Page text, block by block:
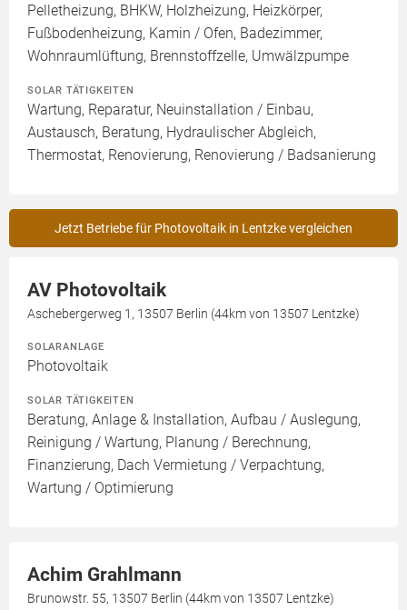
Pelletheizung, BHKW, Holzheizung, Heizkörper,
Fußbodenheizung, Kamin / Ofen, Badezimmer,
Wohnraumlüftung, Brennstoffzelle, Umwälzpumpe
SOLAR TÄTIGKEITEN
Wartung, Reparatur, Neuinstallation / Einbau,
Austausch, Beratung, Hydraulischer Abgleich,
Thermostat, Renovierung, Renovierung / Badsanierung
Jetzt Betriebe für Photovoltaik in Lentzke vergleichen
AV Photovoltaik
Aschebergerweg 1, 13507 Berlin (44km von 13507 Lentzke)
SOLARANLAGE
Photovoltaik
SOLAR TÄTIGKEITEN
Beratung, Anlage & Installation, Aufbau / Auslegung,
Reinigung / Wartung, Planung / Berechnung,
Finanzierung, Dach Vermietung / Verpachtung,
Wartung / Optimierung
Achim Grahlmann
Brunowstr. 55, 13507 Berlin (44km von 13507 Lentzke)